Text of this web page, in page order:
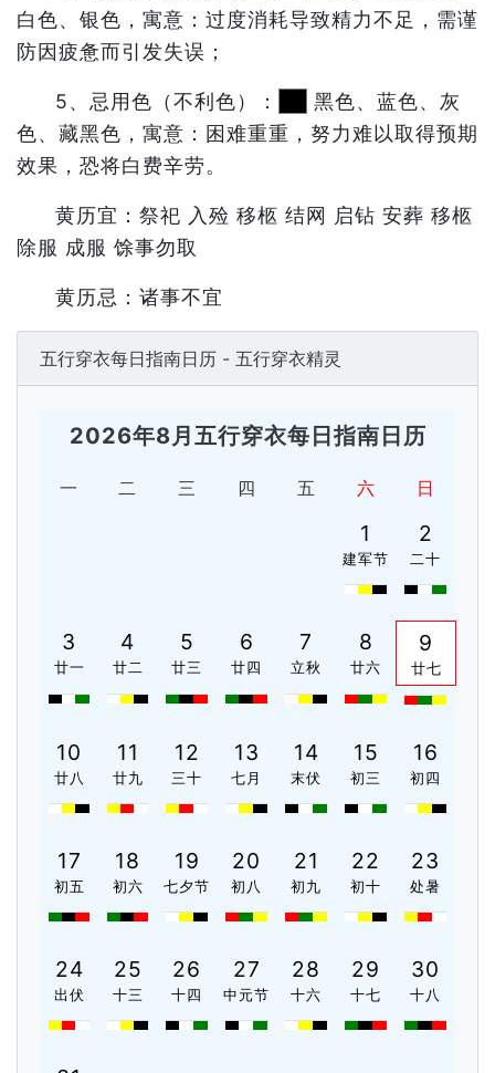
白色、银色，寓意：过度消耗导致精力不足，需谨
防因疲惫而引发失误；
5、忌用色（不利色）：
黑色、蓝色、灰
色、藏黑色，寓意：困难重重，努力难以取得预期
效果，恐将白费辛劳。
黄历宜：祭祀 入殓 移柩 结网 启钻 安葬 移柩
除服 成服 馀事勿取
黄历忌：诸事不宜
五行穿衣每日指南日历 - 五行穿衣精灵
2026年8月五行穿衣每日指南日历
一 二 三 四 五 六 日
1
建军节
2
二十
3
廿一
4
廿二
5
廿三
6
廿四
7
立秋
8
廿六
9
廿七
10
廿八
11
廿九
12
三十
13
七月
14
末伏
15
初三
16
初四
17
初五
18
初六
19
七夕节
20
初八
21
初九
22
初十
23
处暑
24
出伏
25
十三
26
十四
27
中元节
28
十六
29
十七
30
十八